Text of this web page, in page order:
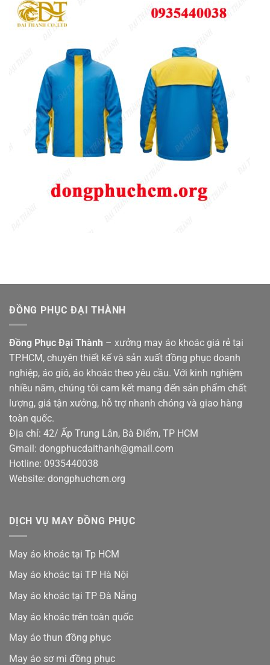
ĐỒNG PHỤC ĐẠI THÀNH
Đồng Phục Đại Thành – xưởng may áo khoác giá rẻ tại
TP.HCM, chuyên thiết kế và sản xuất đồng phục doanh
nghiệp, áo gió, áo khoác theo yêu cầu. Với kinh nghiệm
nhiều năm, chúng tôi cam kết mang đến sản phẩm chất
lượng, giá tận xưởng, hỗ trợ nhanh chóng và giao hàng
toàn quốc.
Địa chỉ: 42/ Ấp Trung Lân, Bà Điểm, TP HCM
Gmail: dongphucdaithanh@gmail.com
Hotline: 0935440038
Website: dongphuchcm.org
DỊCH VỤ MAY ĐỒNG PHỤC
May áo khoác tại Tp HCM
May áo khoác tại TP Hà Nội
May áo khoác tại TP Đà Nẵng
May áo khoác trên toàn quốc
May áo thun đồng phục
May áo sơ mi đồng phục